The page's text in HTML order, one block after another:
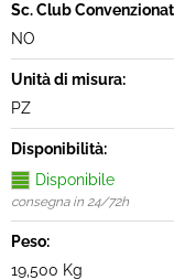
Sc. Club
NO
Unità di misura:
PZ
Disponibilità:
Disponibile
consegna in 24/72h
Peso:
19,500 Kg